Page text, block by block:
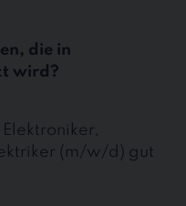
die in
wird?
(m/w/d) gut